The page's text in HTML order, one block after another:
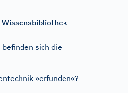
befinden sich die
»erfunden«?